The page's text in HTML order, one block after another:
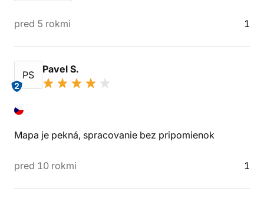
pred 5 rokmi 1
PS
2
Pavel S.
Mapa je pekná, spracovanie bez pripomienok
pred 10 rokmi 1